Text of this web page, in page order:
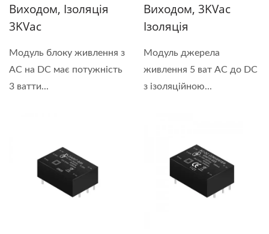
Виходом, Ізоляція
3KVac
Модуль блоку живлення з
AC на DC має потужність
3 ватти...
Виходом, 3KVac
Ізоляція
Модуль джерела
живлення 5 ват AC до DC
з ізоляційною...